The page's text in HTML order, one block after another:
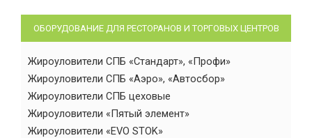
ОБОРУДОВАНИЕ ДЛЯ РЕСТОРАНОВ И ТОРГОВЫХ ЦЕНТРОВ
Жироуловители СПБ «Стандарт», «Профи»
Жироуловители СПБ «Аэро», «Автосбор»
Жироуловители СПБ цеховые
Жироуловители «Пятый элемент»
Жироуловители «EVO STOK»